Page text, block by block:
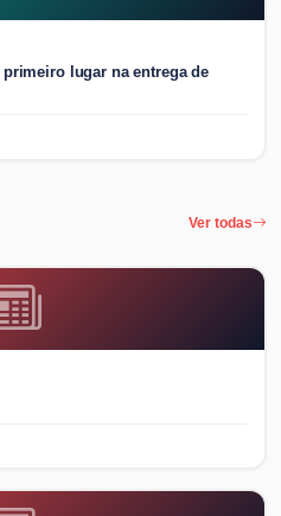
lugar na entrega de
Ver todas